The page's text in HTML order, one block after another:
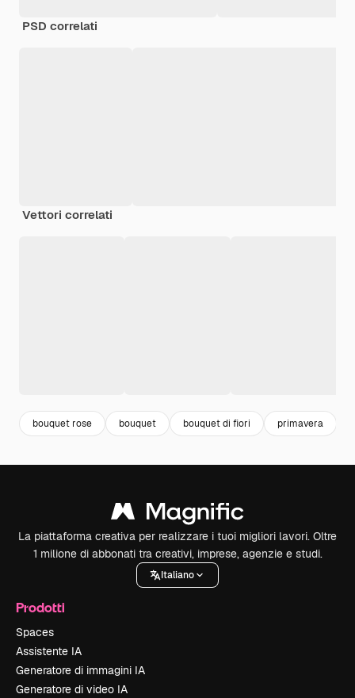
PSD correlati
Vettori correlati
bouquet rose bouquet bouquet di fiori primavera
La piattaforma creativa per realizzare i tuoi migliori lavori. Oltre
1 milione di abbonati tra creativi, imprese, agenzie e studi.
Italiano
Prodotti
Spaces
Assistente IA
Generatore di immagini IA
Generatore di video IA